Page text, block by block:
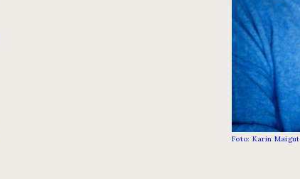
Foto: Karin Maigut